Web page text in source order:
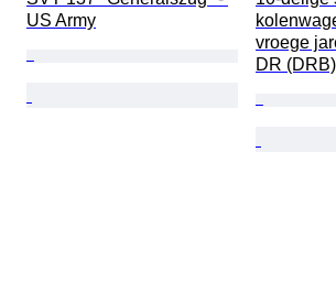
US Army
vroege
DR (DRB)